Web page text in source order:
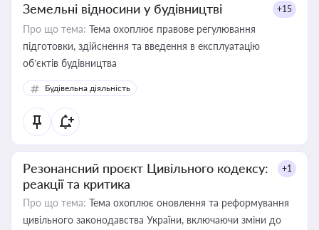
Земельні відносини у будівництві +15
Про що тема: Тема охоплює правове регулювання
підготовки, здійснення та введення в експлуатацію
об’єктів будівництва
Будівельна діяльність
Резонансний проєкт Цивільного кодексу:
реакції та критика
+1
Про що тема: Тема охоплює оновлення та реформування
цивільного законодавства України, включаючи зміни до